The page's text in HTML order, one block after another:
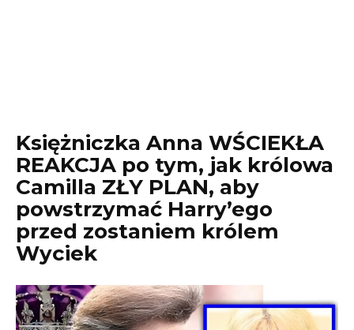
Księżniczka Anna WŚCIEKŁA
REAKCJA po tym, jak królowa
Camilla ZŁY PLAN, aby
powstrzymać Harry’ego
przed zostaniem królem
Wyciek